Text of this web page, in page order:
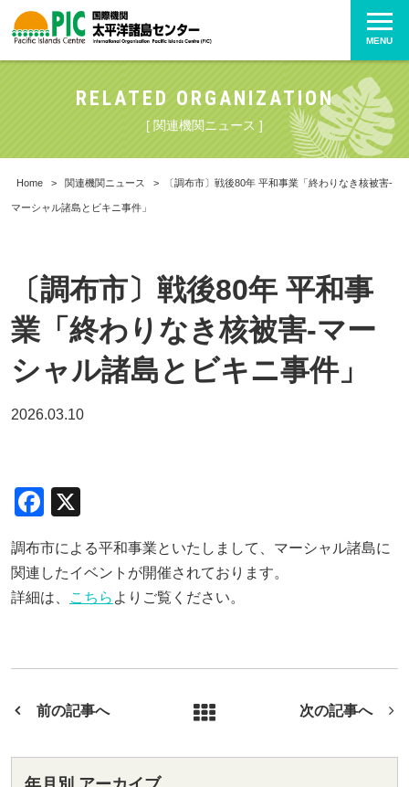
MENU
RELATED ORGANIZATION
[ 関連機関ニュース ]
Home > 関連機関ニュース > 〔調布市〕戦後80年 平和事業「終わりなき核被害-
マーシャル諸島とビキニ事件」
〔調布市〕戦後80年 平和事
業「終わりなき核被害-マー
シャル諸島とビキニ事件」
2026.03.10
F
c
e
o
k
調布市による平和事業といたしまして、マーシャル諸島に
関連したイベントが開催されております。
詳細は、
こちら よりご覧ください。
前の記事へ 次の記事へ